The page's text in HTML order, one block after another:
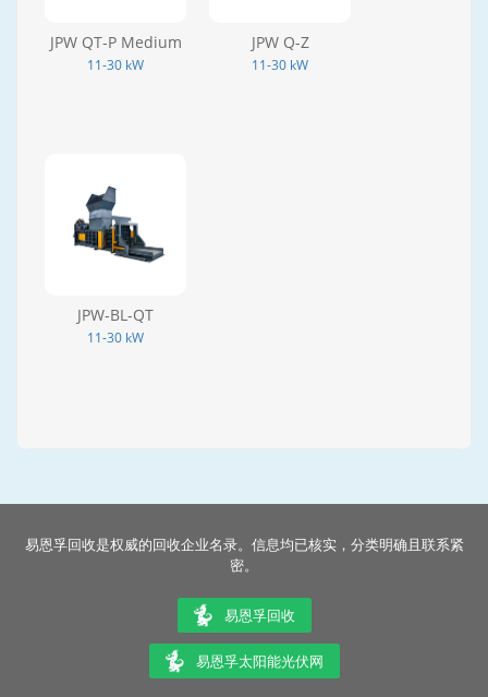
JPW QT-P Medium
11-30 kW
JPW Q-Z
11-30 kW
JPW-BL-QT
11-30 kW
易恩孚回收是权威的回收企业名录。信息均已核实，分类明确且联系紧
密。
易恩孚回收
易恩孚太阳能光伏网